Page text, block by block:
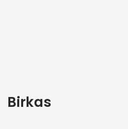
Birkas